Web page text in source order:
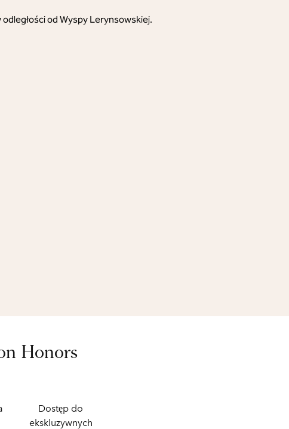
od Wyspy Lerynsowskiej.
Honors
Dostęp do
ekskluzywnych